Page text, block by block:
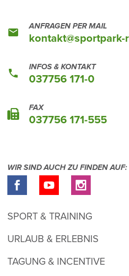
ANFRAGEN PER MAIL
INFOS & KONTAKT
037756 171-0
FAX
037756 171-555
WIR SIND AUCH ZU FINDEN AUF:
SPORT & TRAINING
URLAUB & ERLEBNIS
TAGUNG & INCENTIVE